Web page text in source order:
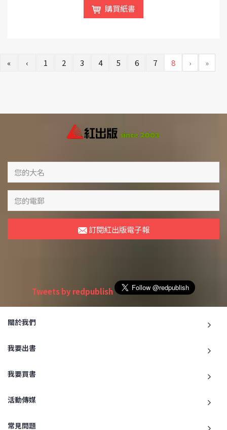
購買紙書
« ‹ 1 2 3 4 5 6 7 8 › »
訂閱紅出版電子報
Tweets by redpublish
關於我們
我要出書
我要買書
活動傳媒
常見問題